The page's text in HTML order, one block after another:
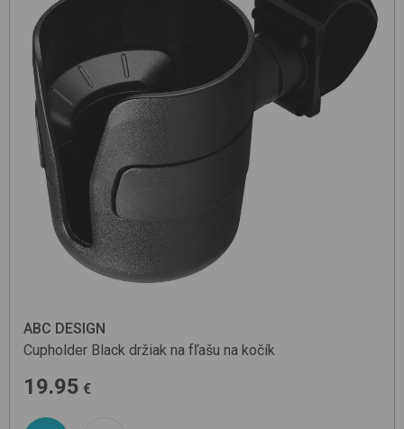
ABC DESIGN
Cupholder Black držiak na fľašu na kočík
19.95 €